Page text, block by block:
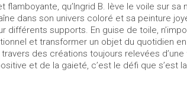
flamboyante, qu’Ingrid B. lève le voile sur
dans son univers coloré et sa peinture
différents supports. En guise de toile,
et transformer un objet du quotidien
des créations toujours relevées
et de la gaieté, c’est le défi que s’est